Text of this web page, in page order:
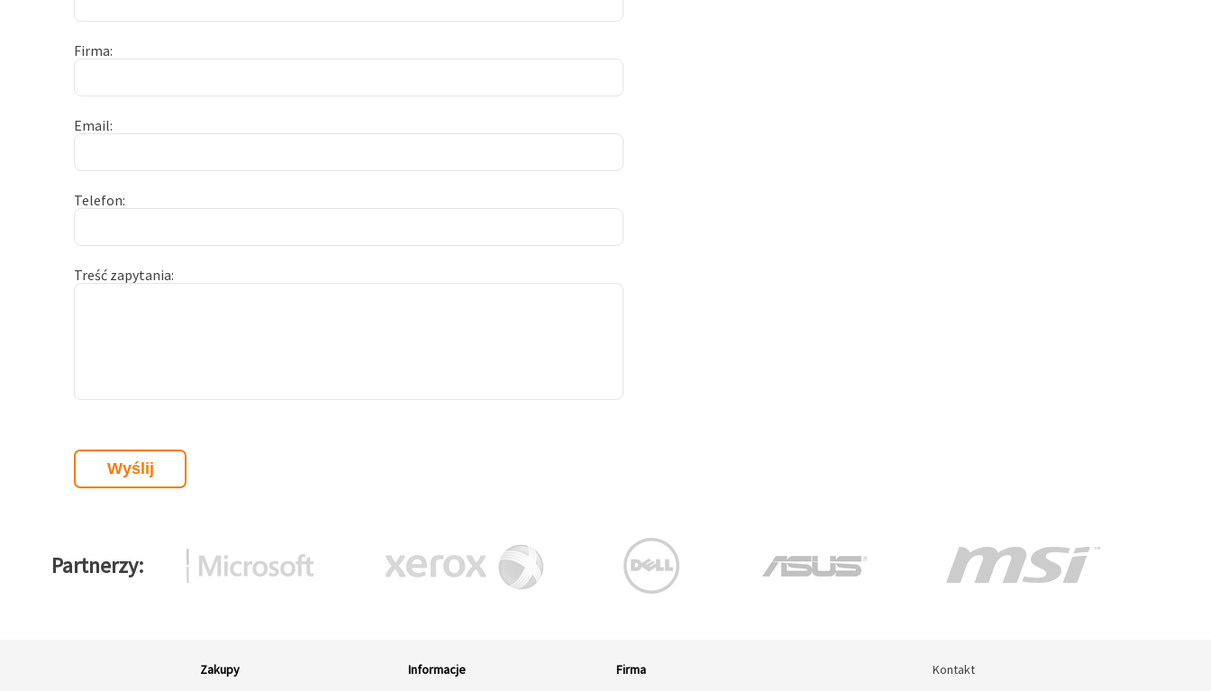
Firma
Email
Telefon
Treść zapytania
Partnerzy
Zakupy
Informacje
Firma
Kontakt
Kontakt